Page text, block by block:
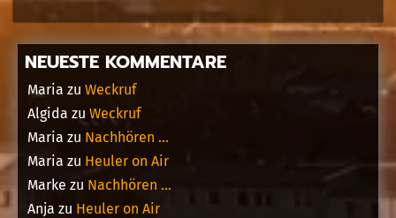
NEUESTE KOMMENTARE
Maria zu Weckruf
Algida zu Weckruf
Maria zu Nachhören …
Maria zu Heuler on Air
Marke zu Nachhören …
Anja zu Heuler on Air